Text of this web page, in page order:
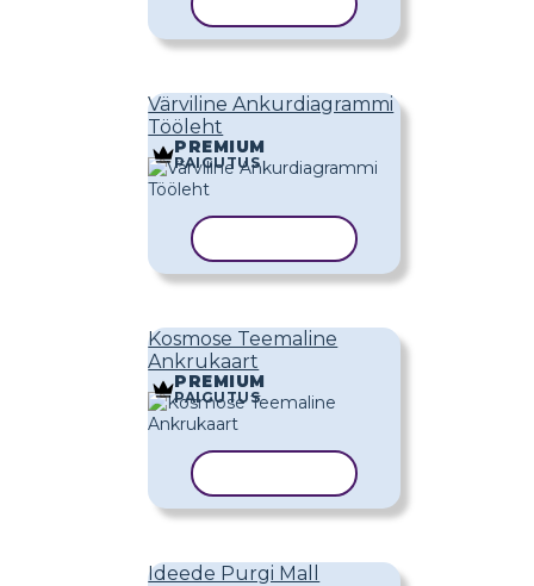
Värviline Ankurdiagrammi
Tööleht
PREMIUM
PAIGUTUS
Kosmose Teemaline
Ankrukaart
PREMIUM
PAIGUTUS
Ideede Purgi Mall